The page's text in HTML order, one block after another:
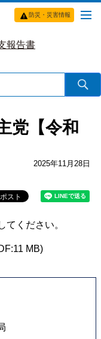
防災・災害情報
報告書
党【令和
2025年11月28日
てください。
MB)